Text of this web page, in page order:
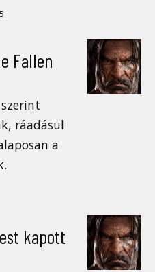
5
Fallen
ráadásul
a
kapott